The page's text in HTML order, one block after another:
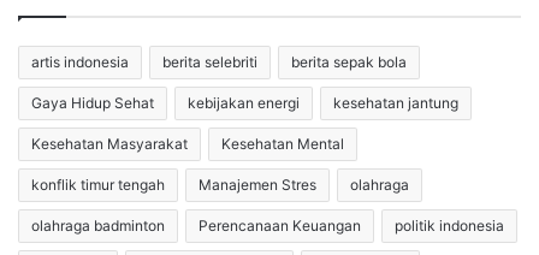
artis indonesia berita selebriti berita sepak bola
Gaya Hidup Sehat kebijakan energi kesehatan jantung
Kesehatan Masyarakat Kesehatan Mental
konflik timur tengah Manajemen Stres olahraga
olahraga badminton Perencanaan Keuangan politik indonesia